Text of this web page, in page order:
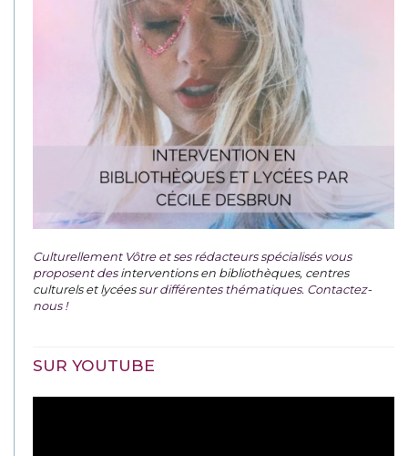
Culturellement Vôtre et ses rédacteurs spécialisés vous
proposent desinterventions en bibliothèques, centres
culturels et lycéessur différentes thématiques. Contactez-
nous !
SUR YOUTUBE